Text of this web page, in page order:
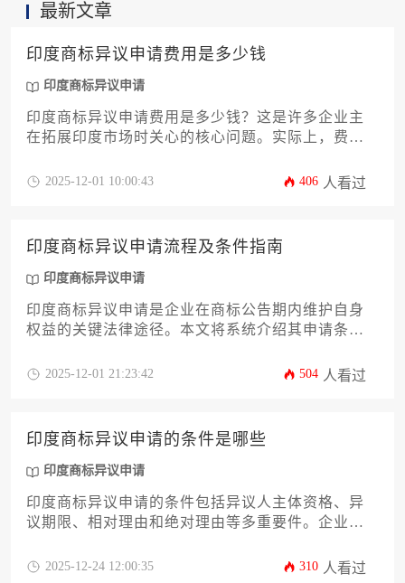
最新文章
印度商标异议申请费用是多少钱
印度商标异议申请
印度商标异议申请费用是多少钱？这是许多企业主
在拓展印度市场时关心的核心问题。实际上，费用
翻译与公证费、律师费等多个层面，总成本可能在
的十二个关键因素，并提供切实可行的成本优化策
略，帮助企业精准预算，高效应对商标争议。
2025-12-01 10:00:43 406 人看过
印度商标异议申请流程及条件指南
印度商标异议申请
印度商标异议申请是企业在商标公告期内维护自身
权益的关键法律途径。本文将系统介绍其申请条
效应对商标冲突，保障品牌在印度市场的合法权
2025-12-01 21:23:42 504 人看过
印度商标异议申请的条件是哪些
印度商标异议申请
印度商标异议申请的条件包括异议人主体资格、异
议期限、相对理由和绝对理由等多重要件。企业需
异议商标存在混淆近似、恶意抢注或违反公序良俗
2025-12-24 12:00:35 310 人看过